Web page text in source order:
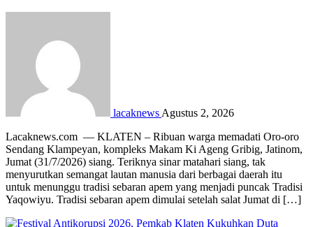
lacaknews Agustus 2, 2026
Lacaknews.com — KLATEN – Ribuan warga memadati Oro-oro
Sendang Klampeyan, kompleks Makam Ki Ageng Gribig, Jatinom,
Jumat (31/7/2026) siang. Teriknya sinar matahari siang, tak
menyurutkan semangat lautan manusia dari berbagai daerah itu
untuk menunggu tradisi sebaran apem yang menjadi puncak Tradisi
Yaqowiyu. Tradisi sebaran apem dimulai setelah salat Jumat di […]